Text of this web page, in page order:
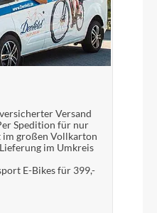
Integrated Display
HD, 31.6mm
Versand
Spedition für nur
großen Vollkarton
im Umkreis
E-Bikes für 399,-